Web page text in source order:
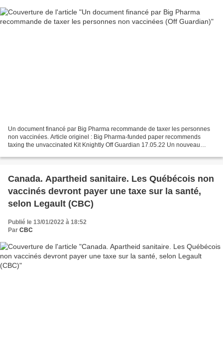
Un document financé par Big Pharma recommande de taxer les personnes
non vaccinées. Article originel : Big Pharma-funded paper recommends
taxing the unvaccinated Kit Knightly Off Guardian 17.05.22 Un nouveau
Canada. Apartheid sanitaire. Les Québécois non
vaccinés devront payer une taxe sur la santé,
selon Legault (CBC)
Publié le 13/01/2022 à 18:52
Par CBC